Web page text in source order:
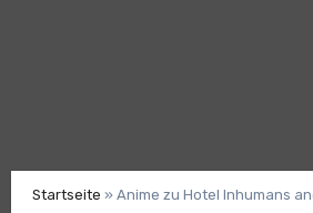
Startseite » Anime zu Hotel Inhumans